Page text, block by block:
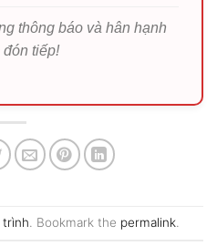
thông báo và hân hạnh
tiếp!
trình . Bookmark the permalink